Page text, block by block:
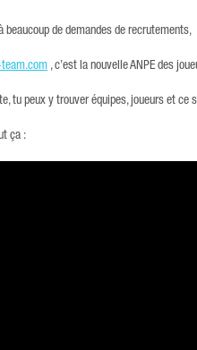
de demandes de recrutements,
, c’est la nouvelle ANPE des
tu peux y trouver équipes, joueurs et ce
ça :